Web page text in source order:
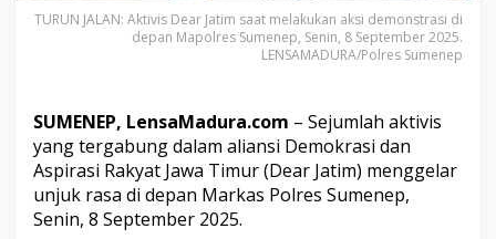
t
P
s
i
T
e
t
a
TURUN JALAN: Aktivis Dear Jatim saat melakukan aksi demonstrasi di
depan Mapolres Sumenep, Senin, 8 September 2025.
LENSAMADURA/Polres Sumenep
SUMENEP, LensaMadura.com – Sejumlah aktivis
yang tergabung dalam aliansi Demokrasi dan
Aspirasi Rakyat Jawa Timur (Dear Jatim) menggelar
unjuk rasa di depan Markas Polres Sumenep,
Senin, 8 September 2025.